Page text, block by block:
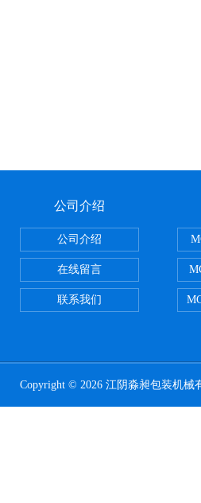
公司介绍
公司介绍
在线留言
联系我们
Copyright © 2026 江阴淼昶包装机械